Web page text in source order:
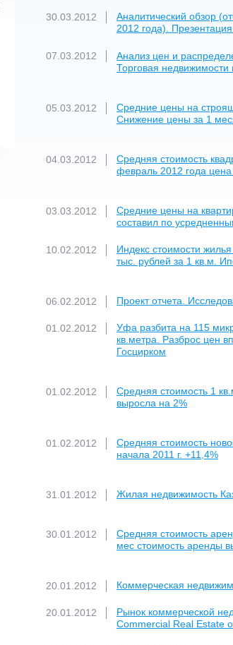
30.03.2012
Аналитический обзор
2012 года).
07.03.2012
Анализ цен и
Торговая
05.03.2012
Средние цены на
Снижение цены за 1
04.03.2012
Средняя стоимость
февраль 2012 года цена
03.03.2012
Средние цены на
составил по
10.02.2012
Индекс стоимости
тыс. рублей за 1 кв.м.
06.02.2012 Проект отчета.
01.02.2012
Уфа разбита на 115
кв.метра. Разброс цен
Госцирком
01.02.2012
Средняя стоимость 1
выросла на 2%
01.02.2012
Средняя стоимость
начала 2011 г. +11,4%
31.01.2012 Жилая недвижимость
30.01.2012
Средняя стоимость
мес стоимость аренды
20.01.2012 Коммерческая
20.01.2012
Рынок коммерческой
Commercial Real Estate